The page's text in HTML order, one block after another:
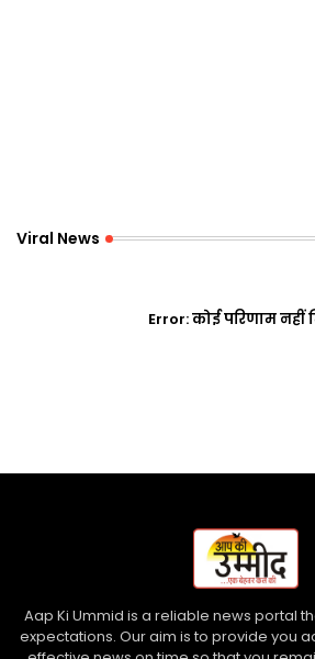
Viral News
Error:कोई परिणाम नहीं
Aap Ki Ummid is a reliable news portal
expectations. Our aim is to provide you